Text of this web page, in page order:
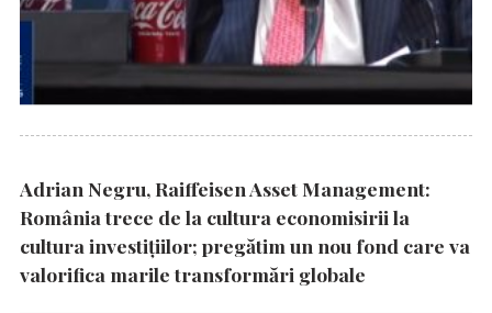
Adrian Negru, Raiffeisen Asset Management:
România trece de la cultura economisirii la
cultura investițiilor; pregătim un nou fond care va
valorifica marile transformări globale